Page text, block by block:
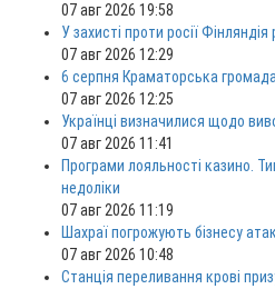
07 авг 2026 19:58
У захисті проти росії
07 авг 2026 12:29
6 серпня Краматорська громада
07 авг 2026 12:25
Українці визначилися щодо
07 авг 2026 11:41
Програми лояльності казино.
недоліки
07 авг 2026 11:19
Шахраї погрожують бізнесу
07 авг 2026 10:48
Станція переливання крові